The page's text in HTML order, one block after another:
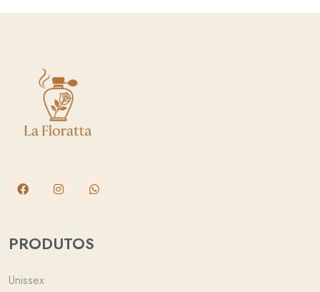
PRODUTOS
Unissex